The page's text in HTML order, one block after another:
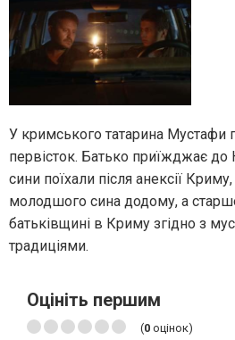
У кримського татарина Мустафи
первісток. Батько приїжджає до
сини поїхали після анексії
молодшого сина додому, а
батьківщині в Криму згідно з
традиціями.
Оцініть першим
(0 оцінок)